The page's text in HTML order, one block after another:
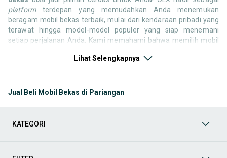
platformterdepan yang memudahkan Anda menemukan
beragam mobil bekas terbaik, mulai dari kendaraan pribadi yang
terawat hingga model-model populer yang siap menemani
setiap perjalanan Anda. Kami memahami bahwa memilih mobil
ribuan daftar dari penjual terpercaya di seluruh Indonesia.
dengan gaya hidup, kebutuhan, danbudgetAnda!
Memilih mobil bekas yang tepat tentu bukan perkara mudah.
berkelas, atau mobil kota yang irit dan lincah? Di OLX, Anda akan
Lihat Selengkapnya
Jual Beli Mobil Bekas di Pariangan
KATEGORI